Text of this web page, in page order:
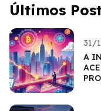
Últimos
31/
A